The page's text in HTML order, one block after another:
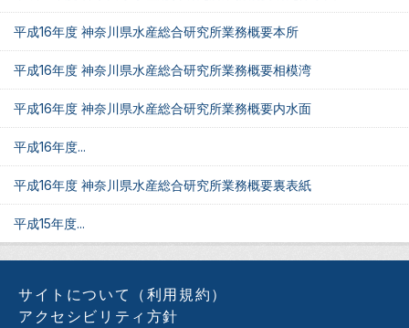
平成16年度 神奈川県水産総合研究所業務概要本所
平成16年度 神奈川県水産総合研究所業務概要相模湾
平成16年度 神奈川県水産総合研究所業務概要内水面
平成16年度...
平成16年度 神奈川県水産総合研究所業務概要裏表紙
平成15年度...
サイトについて（利用規約）
アクセシビリティ方針